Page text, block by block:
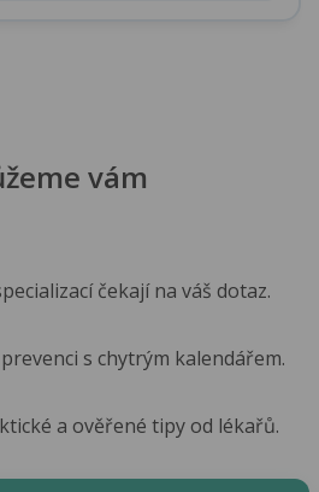
vám
čekají na váš dotaz.
s chytrým kalendářem.
a ověřené tipy od lékařů.